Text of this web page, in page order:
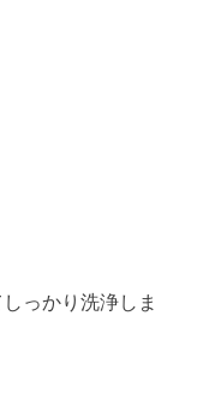
っかり洗浄しま